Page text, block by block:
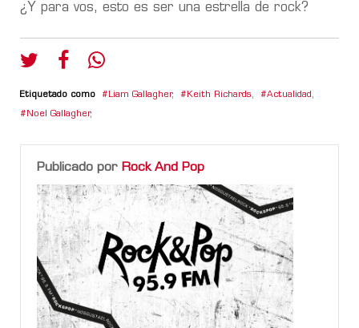
¿Y para vos, esto es ser una estrella de rock?
Etiquetado como Liam Gallagher, Keith Richards, Actualidad ,
Noel Gallagher,
Publicado por Rock And Pop